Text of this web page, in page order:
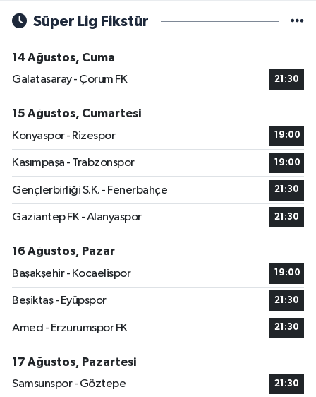
Süper Lig Fikstür
14 Ağustos, Cuma
Galatasaray - Çorum FK
21:30
15 Ağustos, Cumartesi
Konyaspor - Rizespor
19:00
Kasımpaşa - Trabzonspor 19:00
Gençlerbirliği S.K. - Fenerbahçe 21:30
Gaziantep FK - Alanyaspor 21:30
16 Ağustos, Pazar
Başakşehir - Kocaelispor
19:00
Beşiktaş - Eyüpspor 21:30
Amed - Erzurumspor FK 21:30
17 Ağustos, Pazartesi
Samsunspor - Göztepe
21:30